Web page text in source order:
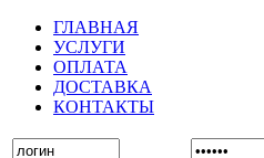
ГЛАВНАЯ
УСЛУГИ
ОПЛАТА
ДОСТАВКА
КОНТАКТЫ